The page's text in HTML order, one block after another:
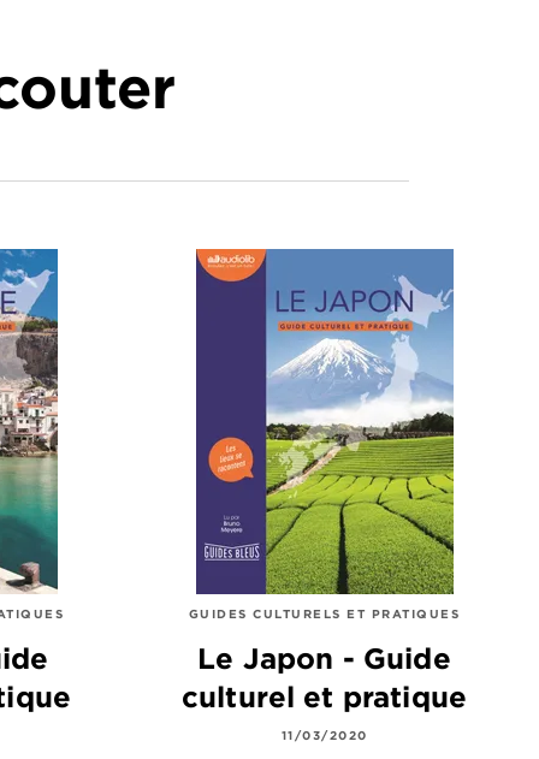
GUIDES CULTURELS ET PRATIQUES
Le Japon - Guide
culturel et pratique
11/03/2020